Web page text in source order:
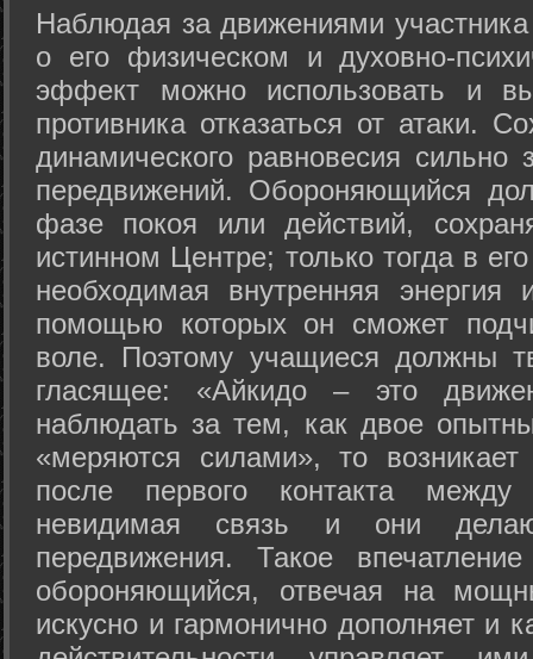
Hаблюдая за движениями
о его физическом и духовно-
эффект можно использовать и
противника отказаться от атаки.
динамического равновесия сильно
передвижений. Обороняющийся
фазе покоя или действий,
истинном Центре; только тогда в
необходимая внутренняя
помощью которых он сможет
воле. Поэтому учащиеся должны
гласящее: «Айкидо – это
наблюдать за тем, как двое
«меряются силами», то возникает
после первого контакта
невидимая связь и они
передвижения. Такое
обороняющийся, отвечая на
искусно и гармонично дополняет и